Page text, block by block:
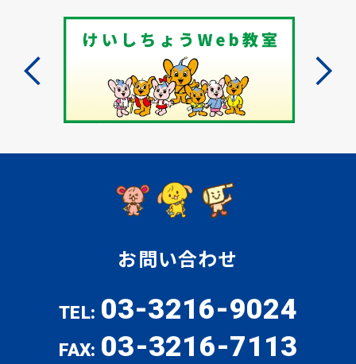
お問い合わせ
TEL: 03-3216-9024
FAX: 03-3216-7113